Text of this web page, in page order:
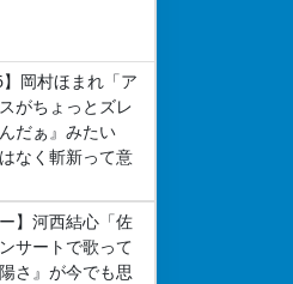
】岡村ほまれ「ア
がちょっとズレ
だぁ』みたい
なく斬新って意
】河西結心「佐
サートで歌って
さ』が今でも思